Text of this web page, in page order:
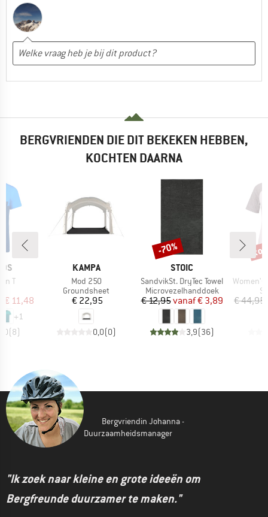
BERGVRIENDEN DIE DIT BEKEKEN HEBBEN,
KOCHTEN DAARNA
T
prijs
€ 11,48
+1
(8)
MERK
KAMPA
Artikel
Mod 250
Productgroep
Groundsheet
Prijs
€ 22,95
0,0(0)
MERK
STOIC
Artikel
SandvikSt. DryTec Towel
Productgroep
Microvezelhanddoek
Prijs
€ 12,95 Verlaagde prijs
vanaf€ 3,89
3,9(36)
Korting
-70%
Artikel
Women's
€ 44,95
Bergvriendin Johanna -
Duurzaamheidsmanager
"Ik zoek naar kleine en grote ideeën om
Bergfreunde duurzamer te maken."